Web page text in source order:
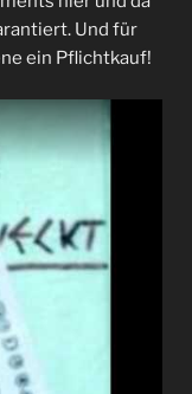
Und für
ein Pflichtkauf!